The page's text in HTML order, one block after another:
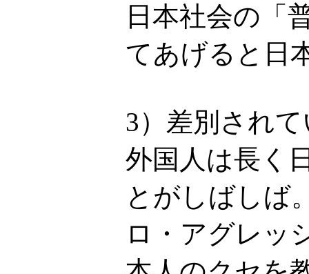
日本社会の「
てあげると日
3）差別され
外国人は長く
とがしばしば
ロ・アグレッ